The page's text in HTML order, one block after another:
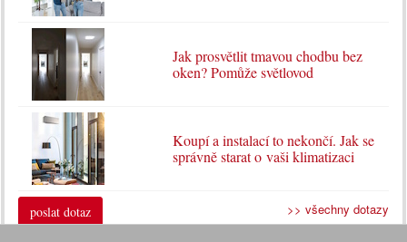
Jak prosvětlit tmavou chodbu bez
oken? Pomůže světlovod
Koupí a instalací to nekončí. Jak se
správně starat o vaši klimatizaci
poslat dotaz >> všechny dotazy